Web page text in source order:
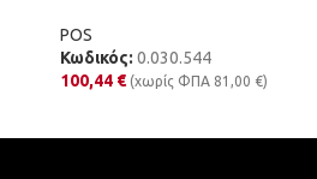
POS
Κωδικός: 0.030.544
100,44 € (χωρίς ΦΠΑ 81,00 €)